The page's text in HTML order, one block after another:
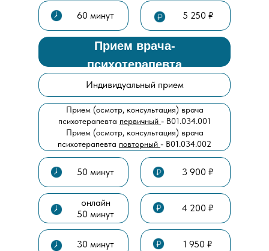
Прием врача-
психотерапевта
5 250 ₽
60 минут
Индивидуальный прием
3 900 ₽
Прием (осмотр, консультация) врача
психотерапевта первичный - В01.034.001
Прием (осмотр, консультация) врача
психотерапевта повторный - В01.034.002
50 минут
4 200 ₽
онлайн
50 минут
1 950 ₽
30 минут